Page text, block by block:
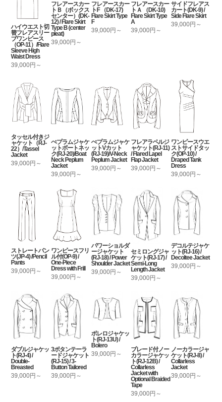
ハイウエスト切
替フレアスリー
ブワンピース
（OP-11）/Flare
Sleeve High
Waist Dress
39,000円～
フレアースカー
トＢ（ボックス
センター）(DK-
12) / Flare Skirt
Type B (center
pleat)
39,000円～
フレアースカー
トF （DK-17)
Flare Skirt Type
F
39,000円～
フレアースカー
トＡ （DK-10)
Flare Skirt Type
A
39,000円～
サイドフレアス
カート(DK-9) /
Side Flare Skirt
39,000円～
タッセル付きジ
ャケット（RJ-
22）/Tassel
Jacket
39,000円～
ぺプラムジャケ
ットボートネッ
ク(RJ-20)/Boat
Neck Peplum
Jacket
39,000円～
ぺプラムジャケ
ットVカット
(RJ-19)/V-Neck
Peplum Jacket
39,000円～
フレアラペルジ
ャケット(RJ-11)
/ Flared Lapel
Flap Jacket
39,000円～
ワンピースウエ
ストサイドタッ
ク(OP-10) /
Draped Tank
Dress
39,000円～
ストレートパン
ツ(JP-4) /Pencil
Pants
39,000円～
ワンピースフリ
ル付(OP-9) /
One-Piece
Dress with Frill
39,000円～
パワーショルダ
ージャケット
(RJ-18) / Power
Shoulder Jacket
39,000円～
セミロングジャ
ケット(RJ-17) /
Semi-Long
Length Jacket
39,000円～
デコルテジャケ
ット(RJ-16) /
Decoltee Jacket
39,000円～
ダブルジャケッ
ト(RJ-4) /
Double-
Breasted
39,000円～
3ボタンテーラ
ードジャケット
(RJ-15) / 3-
Button Tailored
39,000円～
ボレロジャケッ
ト(RJ-13U) /
Bolero
39,000円～
ブレード付ノー
カラージャケッ
ト(RJ-12B) /
Collarless
Jacket with
Optional Braided
Tape
39,000円～
ノーカラージャ
ケット(RJ-8) /
Collarless
Jacket
39,000円～